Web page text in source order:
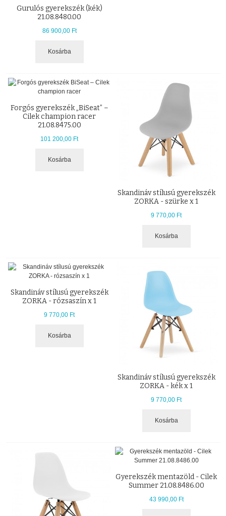
Gurulós gyerekszék (kék)
21.08.8480.00
86 900,00 Ft
Kosárba
Forgós gyerekszék „BiSeat” –
Cilek champion racer
21.08.8475.00
101 200,00 Ft
Kosárba
Skandináv stílusú gyerekszék
ZORKA - szürke x 1
9 770,00 Ft
Kosárba
Skandináv stílusú gyerekszék
ZORKA - rózsaszín x 1
9 770,00 Ft
Kosárba
Skandináv stílusú gyerekszék
ZORKA - kék x 1
9 770,00 Ft
Kosárba
Gyerekszék mentazöld - Cilek
Summer 21.08.8486.00
43 990,00 Ft